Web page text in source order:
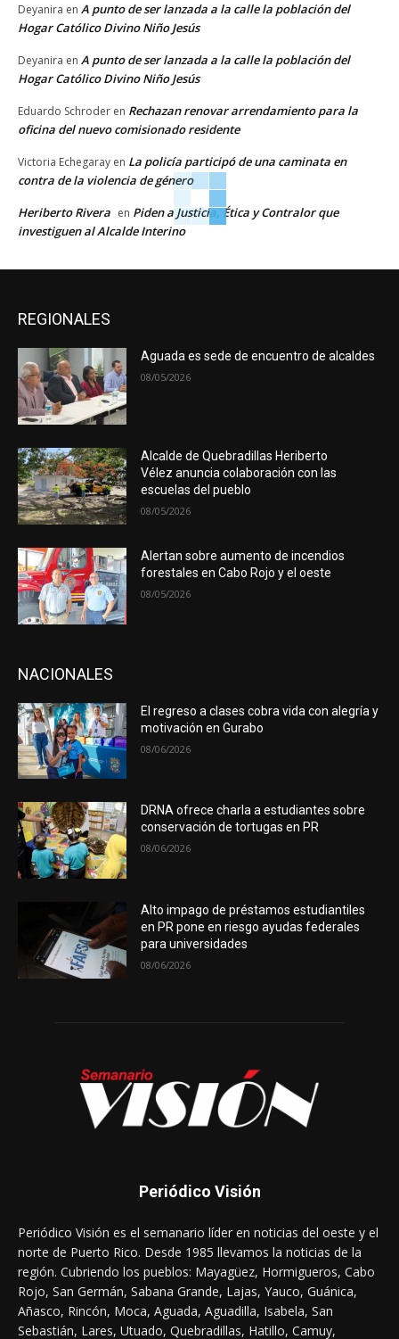
Deyanira en A punto de ser lanzada a la calle la población del
Hogar Católico Divino Niño Jesús
Deyanira en A punto de ser lanzada a la calle la población del
Hogar Católico Divino Niño Jesús
Eduardo Schroder en Rechazan renovar arrendamiento para la
oficina del nuevo comisionado residente
Victoria Echegaray en La policía participó de una caminata en
contra de la violencia de género
Heriberto Rivera en Piden a Justicia, Ética y Contralor que
investiguen al Alcalde Interino
REGIONALES
Aguada es sede de encuentro de alcaldes
08/05/2026
Alcalde de Quebradillas Heriberto
Vélez anuncia colaboración con las
escuelas del pueblo
08/05/2026
Alertan sobre aumento de incendios
forestales en Cabo Rojo y el oeste
08/05/2026
NACIONALES
El regreso a clases cobra vida con alegría y
motivación en Gurabo
08/06/2026
DRNA ofrece charla a estudiantes sobre
conservación de tortugas en PR
08/06/2026
Alto impago de préstamos estudiantiles
en PR pone en riesgo ayudas federales
para universidades
08/06/2026
Periódico Visión
Periódico Visión es el semanario líder en noticias del oeste y el
norte de Puerto Rico. Desde 1985 llevamos la noticias de la
región. Cubriendo los pueblos: Mayagüez, Hormigueros, Cabo
Rojo, San Germán, Sabana Grande, Lajas, Yauco, Guánica,
Añasco, Rincón, Moca, Aguada, Aguadilla, Isabela, San
Sebastián, Lares, Utuado, Quebradillas, Hatillo, Camuy,